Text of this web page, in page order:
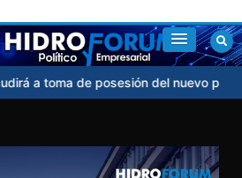
de posesión del nuevo presidente